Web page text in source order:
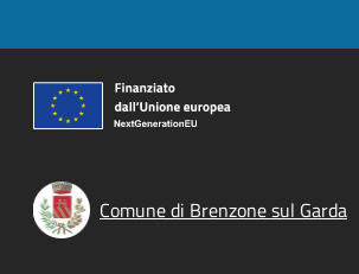
Comune di Brenzone sul Garda